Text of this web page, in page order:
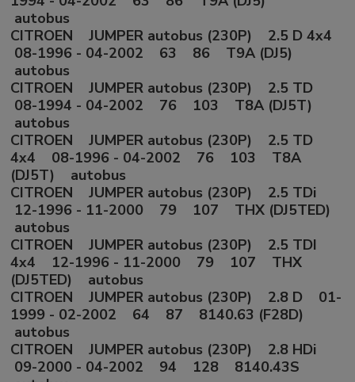
autobus
CITROEN JUMPER autobus (230P) 2.5 D 4x4
08-1996 - 04-2002 63 86 T9A (DJ5)
autobus
CITROEN JUMPER autobus (230P) 2.5 TD
08-1994 - 04-2002 76 103 T8A (DJ5T)
autobus
CITROEN JUMPER autobus (230P) 2.5 TD
4x4 08-1996 - 04-2002 76 103 T8A
(DJ5T) autobus
CITROEN JUMPER autobus (230P) 2.5 TDi
12-1996 - 11-2000 79 107 THX (DJ5TED)
autobus
CITROEN JUMPER autobus (230P) 2.5 TDI
4x4 12-1996 - 11-2000 79 107 THX
(DJ5TED) autobus
CITROEN JUMPER autobus (230P) 2.8 D 01-
1999 - 02-2002 64 87 8140.63 (F28D)
autobus
CITROEN JUMPER autobus (230P) 2.8 HDi
09-2000 - 04-2002 94 128 8140.43S